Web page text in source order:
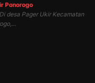
Ponorogo
desa Pager Ukir Kecamatan